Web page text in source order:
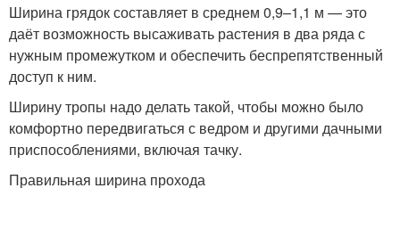
Ширина грядок составляет в среднем 0,9–1,1 м — это
даёт возможность высаживать растения в два ряда с
нужным промежутком и обеспечить беспрепятственный
доступ к ним.
Ширину тропы надо делать такой, чтобы можно было
комфортно передвигаться с ведром и другими дачными
приспособлениями, включая тачку.
Правильная ширина прохода